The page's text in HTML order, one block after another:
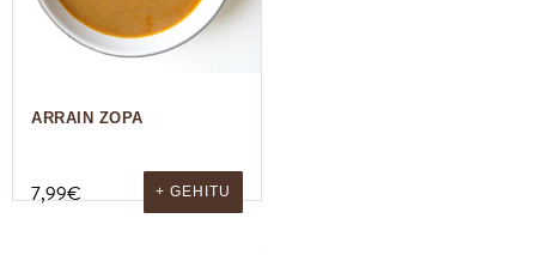
ARRAIN ZOPA
7,99€ + GEHITU